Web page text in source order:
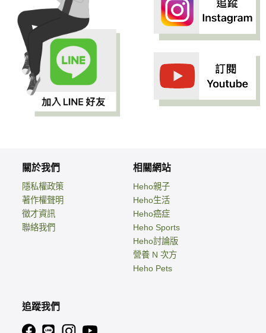
關於我們
隱私權政策
著作權聲明
徵才資訊
聯絡我們
相關網站
Heho親子
Heho生活
Heho癌症
Heho Sports
Heho討論版
營養 N 次方
Heho Pets
追蹤我們